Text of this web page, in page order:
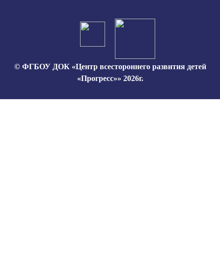
© ФГБОУ ДОК «Центр всестороннего развития детей
«Прогресс»» 2026г.